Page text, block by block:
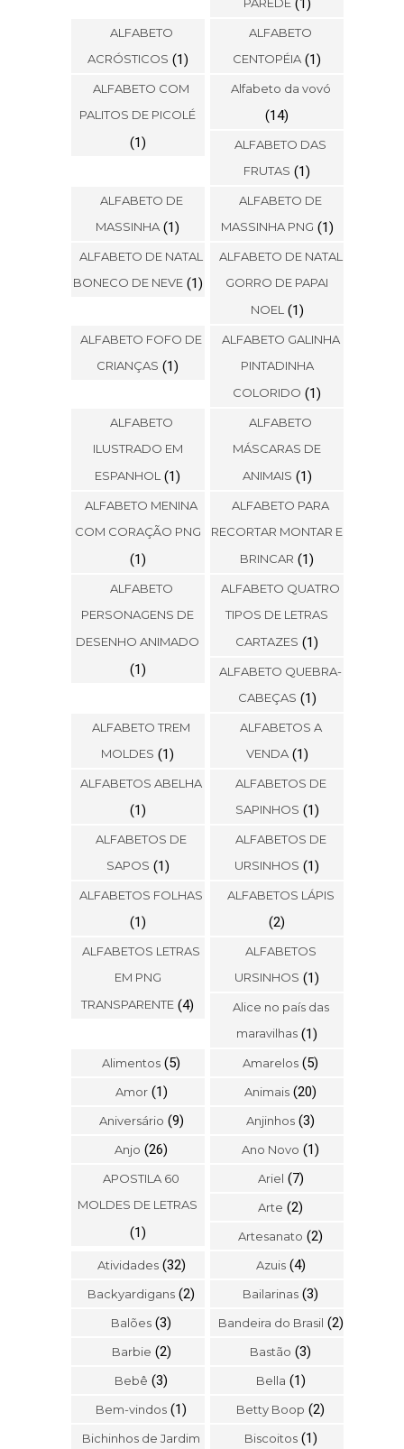
PAREDE (1)
ALFABETO
ACRÓSTICOS (1)
ALFABETO
CENTOPÉIA (1)
ALFABETO COM
PALITOS DE PICOLÉ
(1)
Alfabeto da vovó
(14)
ALFABETO DAS
FRUTAS (1)
ALFABETO DE
MASSINHA (1)
ALFABETO DE
MASSINHA PNG (1)
ALFABETO DE NATAL
BONECO DE NEVE (1)
ALFABETO DE NATAL
GORRO DE PAPAI
NOEL (1)
ALFABETO FOFO DE
CRIANÇAS (1)
ALFABETO GALINHA
PINTADINHA
COLORIDO (1)
ALFABETO
ILUSTRADO EM
ESPANHOL (1)
ALFABETO
MÁSCARAS DE
ANIMAIS (1)
ALFABETO MENINA
COM CORAÇÃO PNG
(1)
ALFABETO PARA
RECORTAR MONTAR E
BRINCAR (1)
ALFABETO
PERSONAGENS DE
DESENHO ANIMADO
(1)
ALFABETO QUATRO
TIPOS DE LETRAS
CARTAZES (1)
ALFABETO QUEBRA-
CABEÇAS (1)
ALFABETO TREM
MOLDES (1)
ALFABETOS A
VENDA (1)
ALFABETOS ABELHA
(1)
ALFABETOS DE
SAPINHOS (1)
ALFABETOS DE
SAPOS (1)
ALFABETOS DE
URSINHOS (1)
ALFABETOS FOLHAS
(1)
ALFABETOS LÁPIS
(2)
ALFABETOS LETRAS
EM PNG
TRANSPARENTE (4)
ALFABETOS
URSINHOS (1)
Alice no país das
maravilhas (1)
Alimentos (5) Amarelos (5)
Amor (1) Animais (20)
Aniversário (9) Anjinhos (3)
Anjo (26) Ano Novo (1)
APOSTILA 60
MOLDES DE LETRAS
(1)
Ariel (7)
Arte (2)
Artesanato (2)
Atividades (32) Azuis (4)
Backyardigans (2) Bailarinas (3)
Balões (3) Bandeira do Brasil (2)
Barbie (2) Bastão (3)
Bebê (3) Bella (1)
Bem-vindos (1) Betty Boop (2)
Bichinhos de Jardim Biscoitos (1)